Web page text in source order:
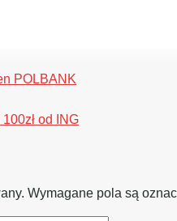
POLBANK
od ING
Wymagane pola są